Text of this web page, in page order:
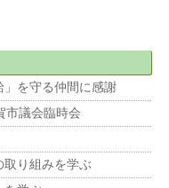
を守る仲間に感謝
市議会臨時会
取り組みを学ぶ